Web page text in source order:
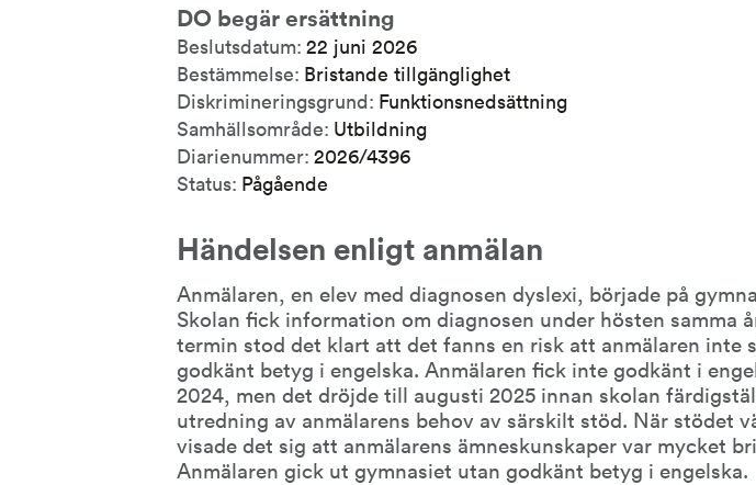
DO begär ersättning
Beslutsdatum: 22 juni 2026
Bestämmelse: Bristande tillgänglighet
Diskrimineringsgrund: Funktionsnedsättning
Samhällsområde: Utbildning
Diarienummer: 2026/4396
Status: Pågående
Händelsen enligt anmälan
Anmälaren, en elev med diagnosen dyslexi, började på
Skolan fick information om diagnosen under hösten samma
termin stod det klart att det fanns en risk att anmälaren inte
godkänt betyg i engelska. Anmälaren fick inte godkänt i
2024, men det dröjde till augusti 2025 innan skolan
utredning av anmälarens behov av särskilt stöd. När stödet
visade det sig att anmälarens ämneskunskaper var mycket
Anmälaren gick ut gymnasiet utan godkänt betyg i engelska.